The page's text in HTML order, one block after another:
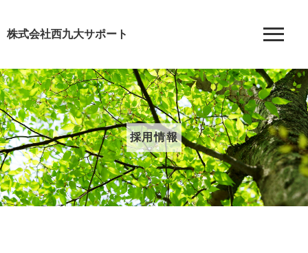
株式会社西九大サポート
採用情報